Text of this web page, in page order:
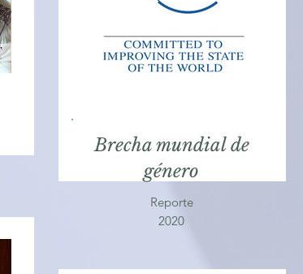
Brecha mundial de
género
Reporte
2020